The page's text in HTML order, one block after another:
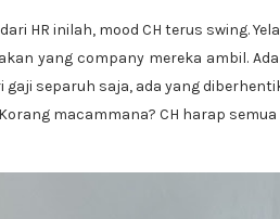
HR inilah, mood CH terus swing.
yang company mereka ambil.
gaji separuh saja, ada yang
macammana? CH harap